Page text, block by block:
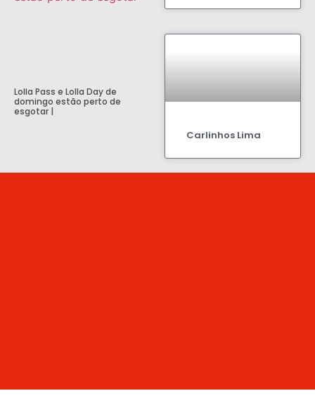
Lolla Pass e Lolla Day de
domingo estão perto de
esgotar |
Carlinhos Lima